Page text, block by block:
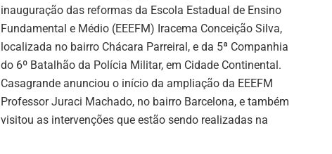
inauguração das reformas da Escola Estadual de Ensino
Fundamental e Médio (EEEFM) Iracema Conceição Silva,
localizada no bairro Chácara Parreiral, e da 5ª Companhia
do 6º Batalhão da Polícia Militar, em Cidade Continental.
Casagrande anunciou o início da ampliação da EEEFM
Professor Juraci Machado, no bairro Barcelona, e também
visitou as intervenções que estão sendo realizadas na